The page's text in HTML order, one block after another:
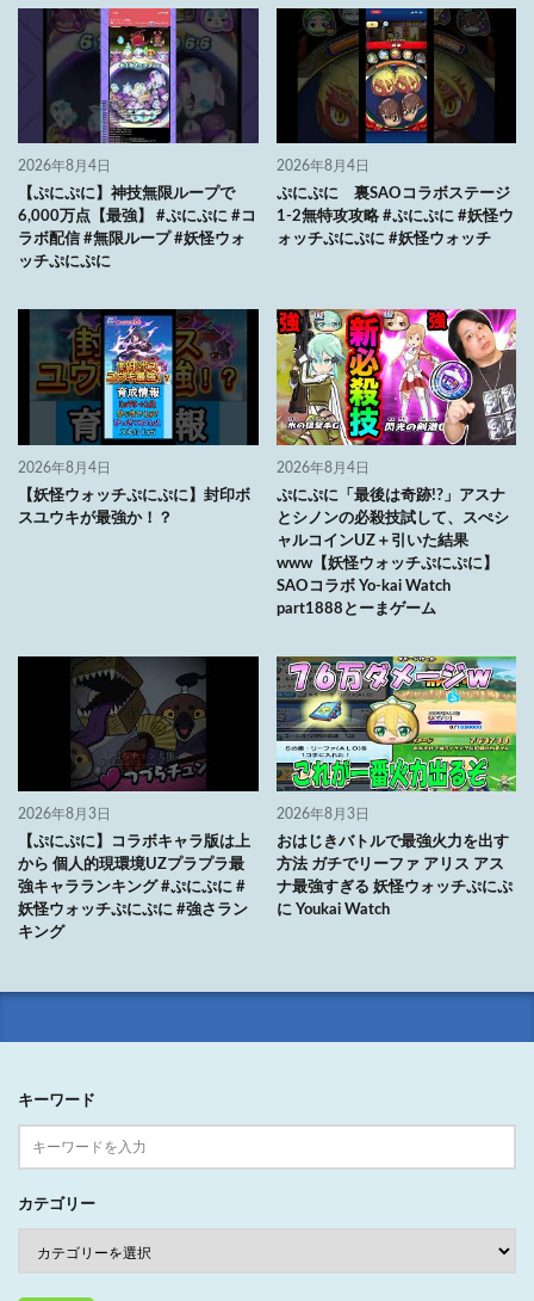
2026年8月4日
【ぷにぷに】神技無限ループで
6,000万点【最強】 #ぷにぷに #コ
ラボ配信 #無限ループ #妖怪ウォ
ッチぷにぷに
2026年8月4日
ぷにぷに 裏SAOコラボステージ
1-2無特攻攻略 #ぷにぷに #妖怪ウ
ォッチぷにぷに #妖怪ウォッチ
2026年8月4日
【妖怪ウォッチぷにぷに】封印ボ
スユウキが最強か！？
2026年8月4日
ぷにぷに「最後は奇跡!?」アスナ
とシノンの必殺技試して、スぺシ
ャルコインUZ＋引いた結果
www【妖怪ウォッチぷにぷに】
SAOコラボ Yo-kai Watch
part1888とーまゲーム
2026年8月3日
【ぷにぷに】コラボキャラ版は上
から 個人的現環境UZプラプラ最
強キャラランキング #ぷにぷに #
妖怪ウォッチぷにぷに #強さラン
キング
2026年8月3日
おはじきバトルで最強火力を出す
方法 ガチでリーファ アリス アス
ナ最強すぎる 妖怪ウォッチぷにぷ
に Youkai Watch
キーワード
カテゴリー